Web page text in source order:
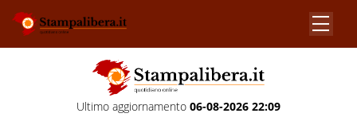
Ultimo aggiornamento 06-08-2026 22:09